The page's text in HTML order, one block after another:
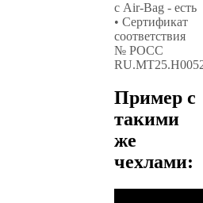
с Air-Bag - есть
• Сертификат
соответствия
№ РОСС
Пример с
такими
же
чехлами: